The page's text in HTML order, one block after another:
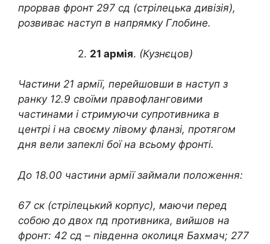
прорвав фронт 297 сд (стрілецька дивізія),
розвиває наступ в напрямку Глобине.
2. 21 армія. (Кузнєцов)
Частини 21 армії, перейшовши в наступ з
ранку 12.9 своїми правофланговими
частинами і стримуючи супротивника в
центрі і на своєму лівому фланзі, протягом
дня вели запеклі бої на всьому фронті.
До 18.00 частини армії займали положення:
67 ск (стрілецький корпус), маючи перед
собою до двох пд противника, вийшов на
фронт: 42 сд – південна околиця Бахмач; 277